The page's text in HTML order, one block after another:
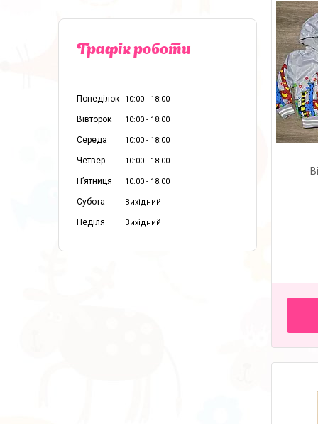
Графік роботи
Понеділок 10:00 18:00
Вівторок 10:00 18:00
Середа 10:00 18:00
Четвер 10:00 18:00
Пʼятниця 10:00 18:00
Субота Вихідний
Неділя Вихідний